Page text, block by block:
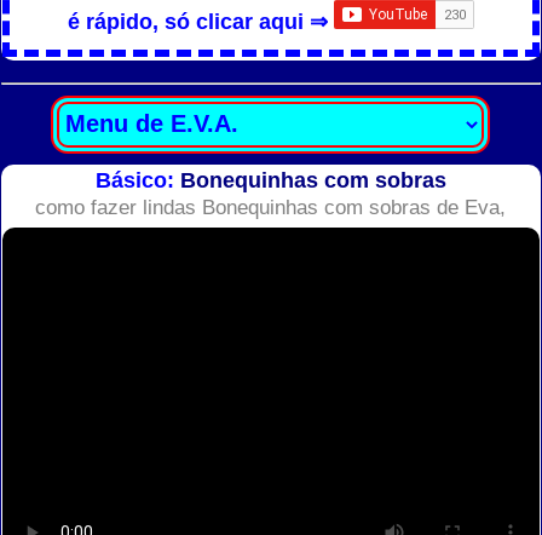
é rápido, só clicar aqui ⇒
Básico: Bonequinhas com sobras
como fazer lindas Bonequinhas com sobras de Eva,